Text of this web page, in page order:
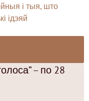
і тыя, што
ідэяй
– по 28